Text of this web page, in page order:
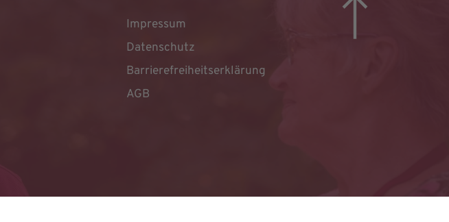
Impressum
Datenschutz
Barrierefreiheitserklärung
AGB